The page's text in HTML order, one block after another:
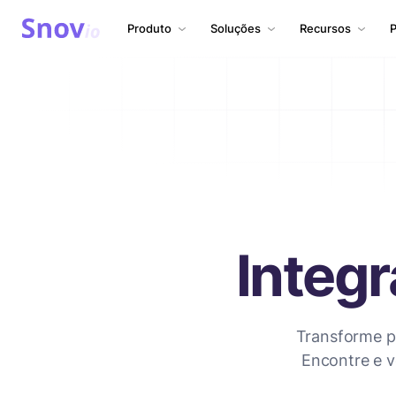
Produto Soluções Recursos
Transforme
Encontre e